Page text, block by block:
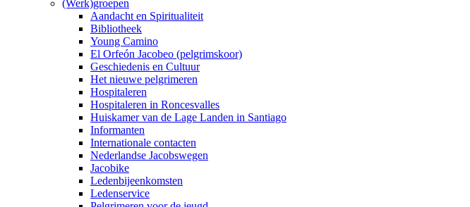
(Werk)groepen
Aandacht en Spiritualiteit
Bibliotheek
Young Camino
El Orfeón Jacobeo (pelgrimskoor)
Geschiedenis en Cultuur
Het nieuwe pelgrimeren
Hospitaleren
Hospitaleren in Roncesvalles
Huiskamer van de Lage Landen in Santiago
Informanten
Internationale contacten
Nederlandse Jacobswegen
Jacobike
Ledenbijeenkomsten
Ledenservice